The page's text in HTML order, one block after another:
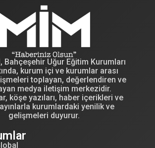
Bahçeşehir Uğur Eğitim Kurumları
kurum içi ve kurumlar arası
toplayan, değerlendiren ve
medya iletişim merkezidir.
köşe yazıları, haber içerikleri ve
kurumlardaki yenilik ve
gelişmeleri duyurur.